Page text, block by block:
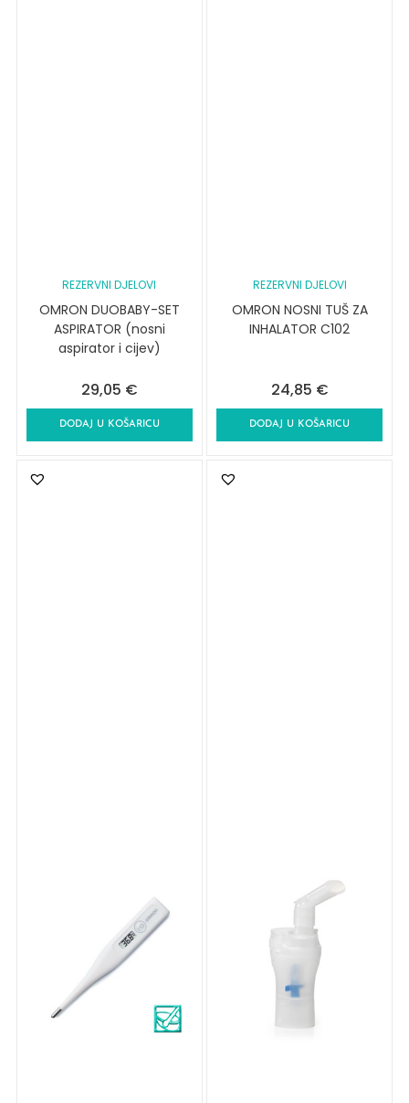
REZERVNI DJELOVI
OMRON DUOBABY-SET
ASPIRATOR (nosni
aspirator i cijev)
29,05 €
DODAJ U KOŠARICU
REZERVNI DJELOVI
OMRON NOSNI TUŠ ZA
INHALATOR C102
24,85 €
DODAJ U KOŠARICU